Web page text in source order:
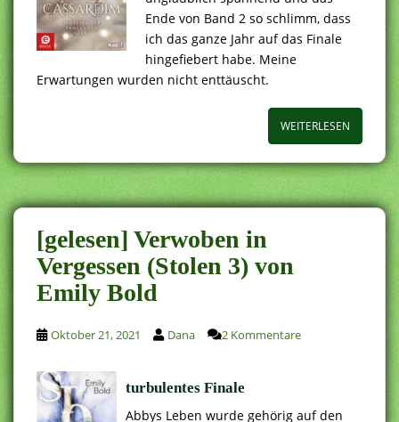
Ende von Band 2 so schlimm, dass
ich das ganze Jahr auf das Finale
hingefiebert habe. Meine
Erwartungen wurden nicht enttäuscht.
WEITERLESEN
[gelesen] Verwoben in
Vergessen (Stolen 3) von
Emily Bold
Oktober 21, 2021 Dana 2 Kommentare
turbulentes Finale
Abbys Leben wurde gehörig auf den